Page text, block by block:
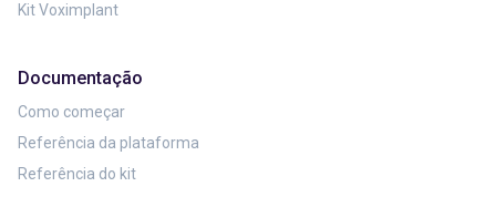
Kit Voximplant
Documentação
Como começar
Referência da plataforma
Referência do kit